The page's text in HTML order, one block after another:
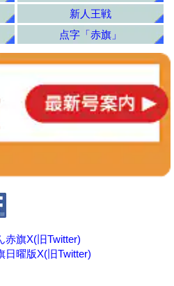
新人王戦
点字「赤旗」
赤旗X(旧Twitter)
日曜版X(旧Twitter)